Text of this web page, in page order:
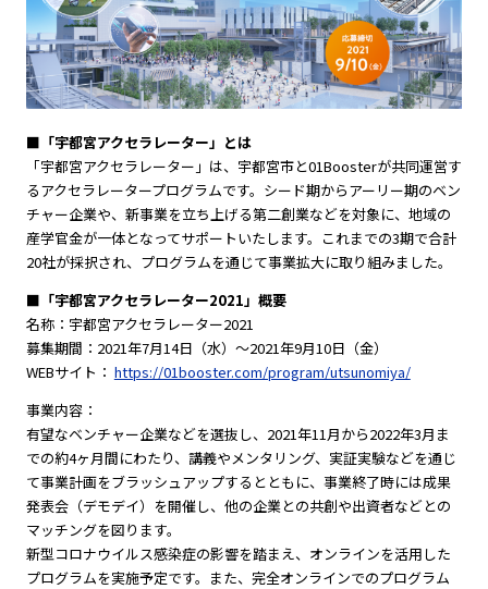
■「宇都宮アクセラレーター」とは
「宇都宮アクセラレーター」は、宇都宮市と01Boosterが共同運営す
るアクセラレータープログラムです。シード期からアーリー期のベン
チャー企業や、新事業を立ち上げる第二創業などを対象に、地域の
産学官金が一体となってサポートいたします。これまでの3期で合計
20社が採択され、プログラムを通じて事業拡大に取り組みました。
■「宇都宮アクセラレーター2021」概要
名称：宇都宮アクセラレーター2021
募集期間：2021年7月14日（水）〜2021年9月10日（金）
WEBサイト： https://01booster.com/program/utsunomiya/
事業内容：
有望なベンチャー企業などを選抜し、2021年11月から2022年3月ま
での約4ヶ月間にわたり、講義やメンタリング、実証実験などを通じ
て事業計画をブラッシュアップするとともに、事業終了時には成果
発表会（デモデイ）を開催し、他の企業との共創や出資者などとの
マッチングを図ります。
新型コロナウイルス感染症の影響を踏まえ、オンラインを活用した
プログラムを実施予定です。また、完全オンラインでのプログラム